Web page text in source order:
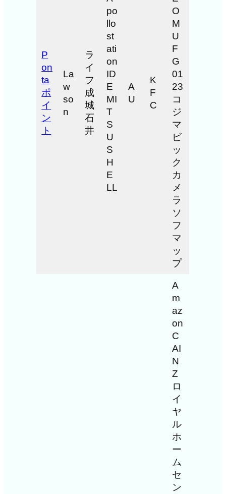
P
on
ta
ポ
イ
ン
ト
La
w
so
n
ラ
イ
フ
成
城
石
井
po
llo
st
ati
on
ID
E
MI
T
S
U
S
H
E
LL
A
U
K
F
C
O
M
U
F
G
01
23
コ
ジ
マ
ビ
ッ
ク
カ
メ
ラ
ソ
フ
マ
ッ
プ
A
m
az
on
C
AI
N
Z
ロ
イ
ヤ
ル
ホ
ー
ム
セ
ン